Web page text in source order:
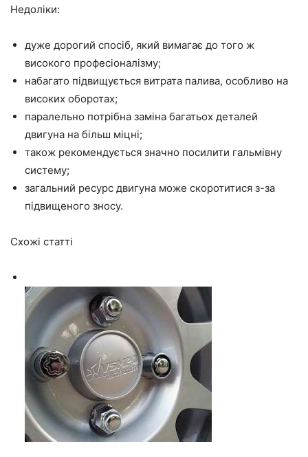
Недоліки:
дуже дорогий спосіб, який вимагає до того ж
високого професіоналізму;
набагато підвищується витрата палива, особливо на
високих оборотах;
паралельно потрібна заміна багатьох деталей
двигуна на більш міцні;
також рекомендується значно посилити гальмівну
систему;
загальний ресурс двигуна може скоротитися з-за
підвищеного зносу.
Схожі статті